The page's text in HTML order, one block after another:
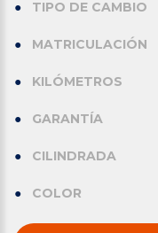
TIPO DE CAMBIO
MATRICULACIÓN
KILÓMETROS
GARANTÍA
CILINDRADA
COLOR